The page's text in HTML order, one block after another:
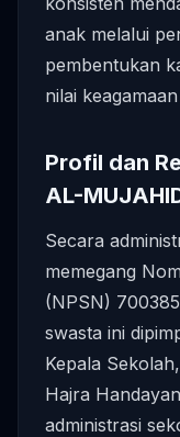
anak melalui
pembentukan
nilai
Profil dan
AL-
Secara
memegang
(NPSN)
swasta ini
Kepala
Hajra
administrasi